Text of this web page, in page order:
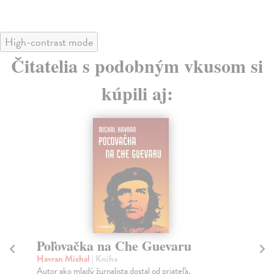
High-contrast mode
Čitatelia s podobným vkusom si
kúpili aj:
Malokarpatské vinohradnícke
poriadky